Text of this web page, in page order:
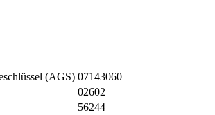
(AGS) 07143060
02602
56244